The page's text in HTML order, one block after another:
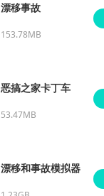
漂移事故
153.78MB
恶搞之家卡丁车
53.47MB
漂移和事故模拟器